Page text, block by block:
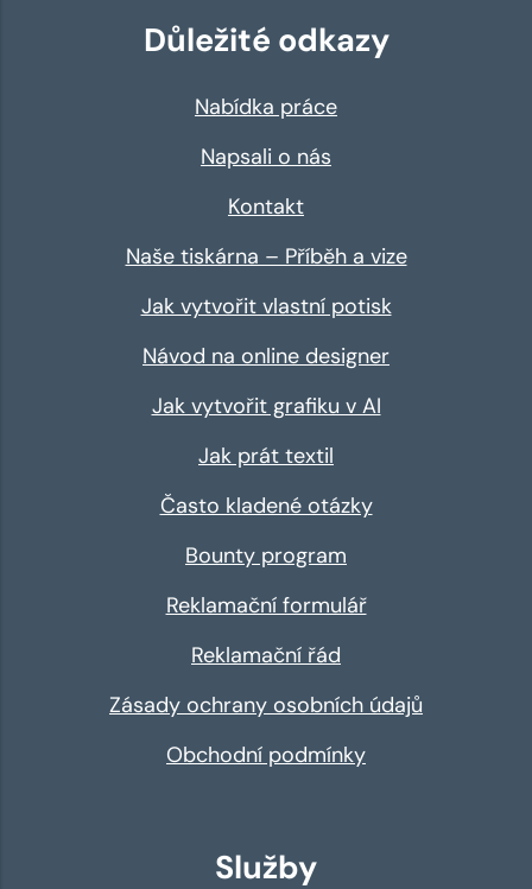
Důležité odkazy
Nabídka práce
Napsali o nás
Kontakt
Naše tiskárna – Příběh a vize
Jak vytvořit vlastní potisk
Návod na online designer
Jak vytvořit grafiku v AI
Jak prát textil
Často kladené otázky
Bounty program
Reklamační formulář
Reklamační řád
Zásady ochrany osobních údajů
Obchodní podmínky
Služby